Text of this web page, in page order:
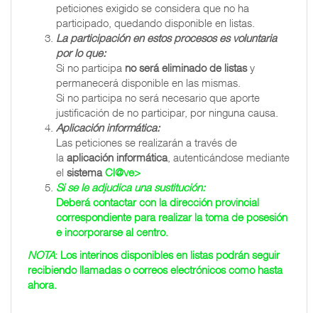
peticiones exigido se considera que no ha
participado, quedando disponible en listas.
La participación en estos procesos es voluntaria
por lo que:
Si no participa no será eliminado de listasy
permanecerá disponible en las mismas.
Si no participa no será necesario que aporte
justificación de no participar, por ninguna causa.
Aplicación informática:
Las peticiones se realizarán a través de
la aplicación informática, autenticándose mediante
el sistemaCl@ve>
Si se le adjudica una sustitución:
Deberá contactar con la dirección provincial
correspondiente para realizar la toma de posesión
e incorporarse al centro.
NOTA: Los interinos disponibles en listas podrán seguir
recibiendo llamadas o correos electrónicos como hasta
ahora.